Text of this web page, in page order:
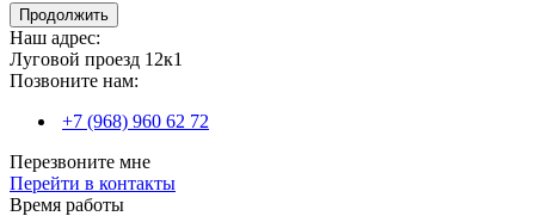
Продолжить
Наш адрес:
Луговой проезд 12к1
Позвоните нам:
+7 (968) 960 62 72
Перезвоните мне
Перейти в контакты
Время работы